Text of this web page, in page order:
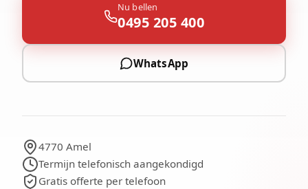
Nu bellen
0495 205 400
WhatsApp
4770 Amel
Termijn telefonisch aangekondigd
Gratis offerte per telefoon